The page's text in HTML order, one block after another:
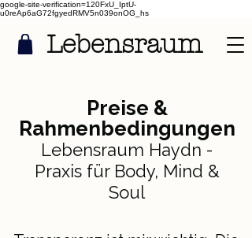
google-site-verification=120FxU_IptU-
u0reAp6aG72fgyedRMV5n039onOG_hs
Lebensraum
Preise &
Rahmenbedingungen
Lebensraum Haydn -
Praxis für Body, Mind &
Soul